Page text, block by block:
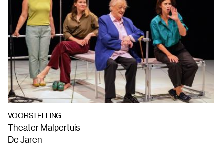
VOORSTELLING
Theater Malpertuis
De Jaren